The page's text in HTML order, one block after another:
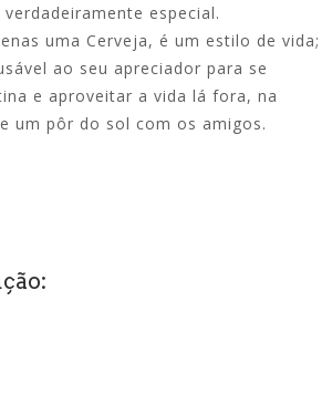
especial.
uma Cerveja, é um estilo de vida;
ao seu apreciador para se
e aproveitar a vida lá fora, na
um pôr do sol com os amigos.